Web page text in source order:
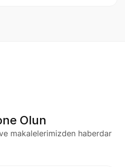
Olun
makalelerimizden haberdar